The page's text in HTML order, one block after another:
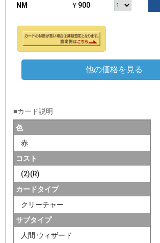
NM ￥900
他の価格を見る
■カード説明
色
赤
コスト
(2)(R)
カードタイプ
クリーチャー
サブタイプ
人間 ウィザード